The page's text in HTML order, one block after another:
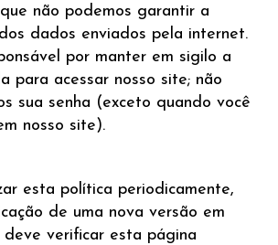
não podemos garantir a
dados enviados pela internet.
por manter em sigilo a
para acessar nosso site; não
sua senha (exceto quando você
nosso site).
esta política periodicamente,
de uma nova versão em
deve verificar esta página